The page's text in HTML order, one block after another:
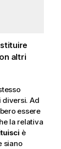
altri
diversi. Ad
essere
la relativa
è
siano